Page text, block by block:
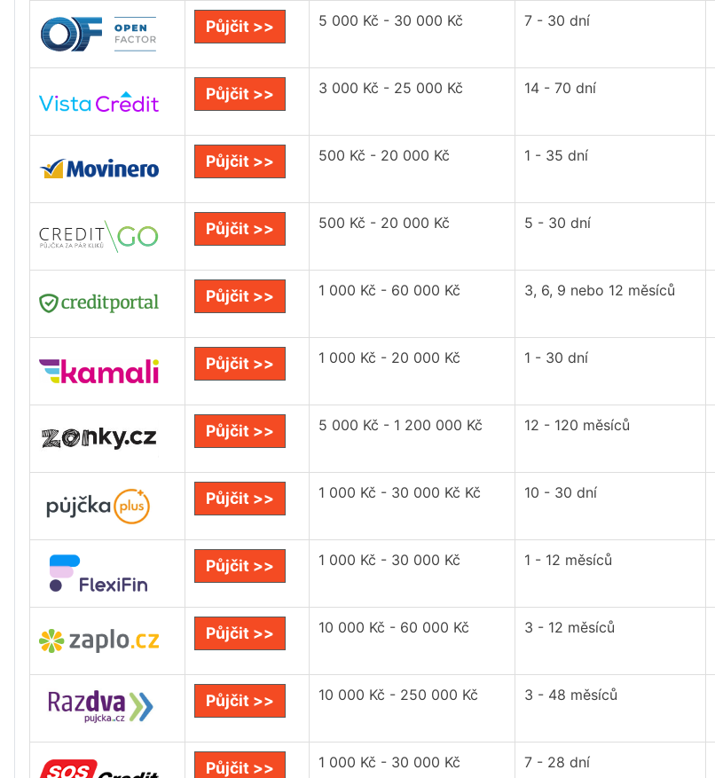
Půjčit >> 5 000 Kč - 30 000 Kč 7 - 30 dní
Půjčit >> 3 000 Kč - 25 000 Kč 14 - 70 dní
Půjčit >> 500 Kč - 20 000 Kč 1 - 35 dní
Půjčit >> 500 Kč - 20 000 Kč 5 - 30 dní
Půjčit >> 1 000 Kč - 60 000 Kč 3, 6, 9 nebo 12 měsíců
Půjčit >> 1 000 Kč - 20 000 Kč 1 - 30 dní
Půjčit >> 5 000 Kč - 1 200 000 Kč 12 - 120 měsíců
Půjčit >> 1 000 Kč - 30 000 Kč Kč 10 - 30 dní
Půjčit >> 1 000 Kč - 30 000 Kč 1 - 12 měsíců
Půjčit >> 10 000 Kč - 60 000 Kč 3 - 12 měsíců
Půjčit >> 10 000 Kč - 250 000 Kč 3 - 48 měsíců
Půjčit >> 1 000 Kč - 30 000 Kč 7 - 28 dní